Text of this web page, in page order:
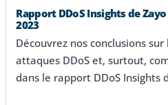
Rapport DDoS Insights de
2023
Découvrez nos conclusions
attaques DDoS et, surtout,
dans le rapport DDoS Insights